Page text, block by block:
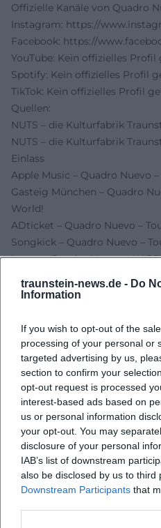
traunstein-news.de - Do
Information
If you wish to opt-out of the
processing of your personal or
targeted advertising by us,
section to confirm your
opt-out request is processed
interest-based ads based on
us or personal information
your opt-out. You may
disclosure of your personal
IAB’s list of downstream
also be disclosed by us to third
Downstream Participants that
Offizielle Kanäle von Quadro
Instagram: https://
Facebook: https://
YouTube: Kein offizielles Profil
Spotify: Kein offizielles Profil
TikTok: Kein offizielles Profil
Quellen:
NUTS – die Kulturfabrik
NUTS – die Kulturfabrik
Einlass
Apple Music – Quadro Nuevo
Gasteig München – Quadro
World!
ADticket – Quadro Nuevo –
Songkick – Quadro Nuevo –
hey.at – Quadro Nuevo –
Soapbox Gallery – Quadro
(Website/Sozialprofile)
Map